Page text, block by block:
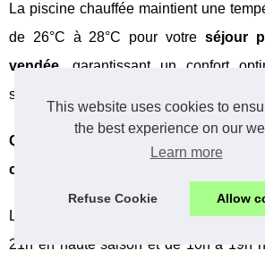
This website uses cookies to
the best experience on our
Learn more
Refuse Cookie Allow
La piscine chauffée maintient une
de 26°C à 28°C pour votre séjour
vendée , garantissant un confort
saison estivale.
Quels sont les horaires
couverte ?
La camping piscine chauffée
21h en haute saison et de 10h à 19h